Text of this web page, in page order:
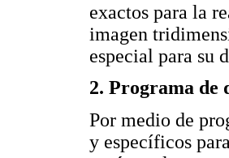
exactos para la
imagen
especial para su
2. Programa de
Por medio de
y específicos